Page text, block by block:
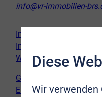
info@vr-immobilien-
Immobilie verkaufen
Immobilie kaufen
Wir vor Ort
Genderhinweis
Erklärung zur
Diese
Wir